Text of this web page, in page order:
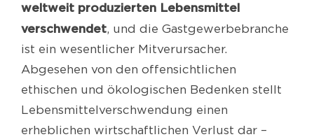
weltweit produzierten Lebensmittel
verschwendet, und die Gastgewerbebranche
ist ein wesentlicher Mitverursacher.
Abgesehen von den offensichtlichen
ethischen und ökologischen Bedenken stellt
Lebensmittelverschwendung einen
erheblichen wirtschaftlichen Verlust dar –